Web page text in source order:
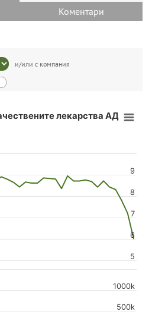
Коментари
и/или с компания
лекарства АД
5
6
7
8
9
500k
1000k